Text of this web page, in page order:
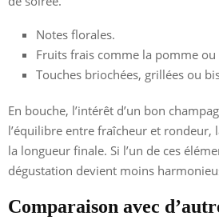
Notes florales.
Fruits frais comme la pomme ou
Touches briochées, grillées ou
En bouche, l’intérêt d’un bon
l’équilibre entre fraîcheur et rondeur,
la longueur finale. Si l’un de ces
dégustation devient moins
Comparaison avec